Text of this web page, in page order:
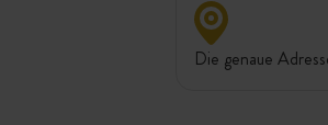
Die genaue